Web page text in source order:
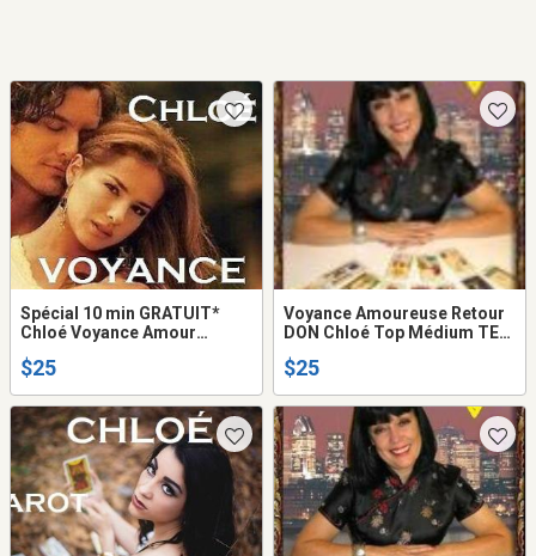
Spécial 10 min GRATUIT*
Chloé Voyance Amour
Vérité Réponse CLAIRE en
$25
Voyance Amoureuse Retour
DON Chloé Top Médium TEL:
$25